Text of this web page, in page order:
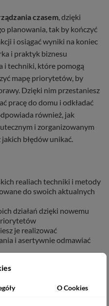
czasem, dzięki
planowania, tak by kończyć
i osiągać wyniki na koniec
i praktyk biznesu
i techniki, które pomogą
mapę priorytetów, by
Dzięki nim przestaniesz
pracę do domu i odkładać
również, jak
i zorganizowanym
błędów unikać.
realiach techniki i metody
do swoich aktualnych
działań dzięki nowemu
je realizować
i asertywnie odmawiać
i poczujesz
O Cookies